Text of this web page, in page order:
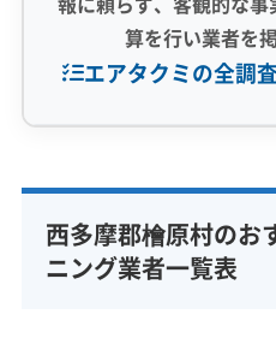
所から出る石の粉が室
それを吸い込むことで
な頑固な汚れが内部で
花粉と石の粉が作
正体
算を行い業者を
エアタクミの全調
完全分解洗浄 部分クリーニン
資格保有スタッフ
家庭用エア
西多摩郡檜原村のお
ニング業者一覧表